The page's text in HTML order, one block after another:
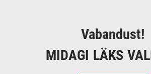
Vabandust!
MIDAGI LÄKS